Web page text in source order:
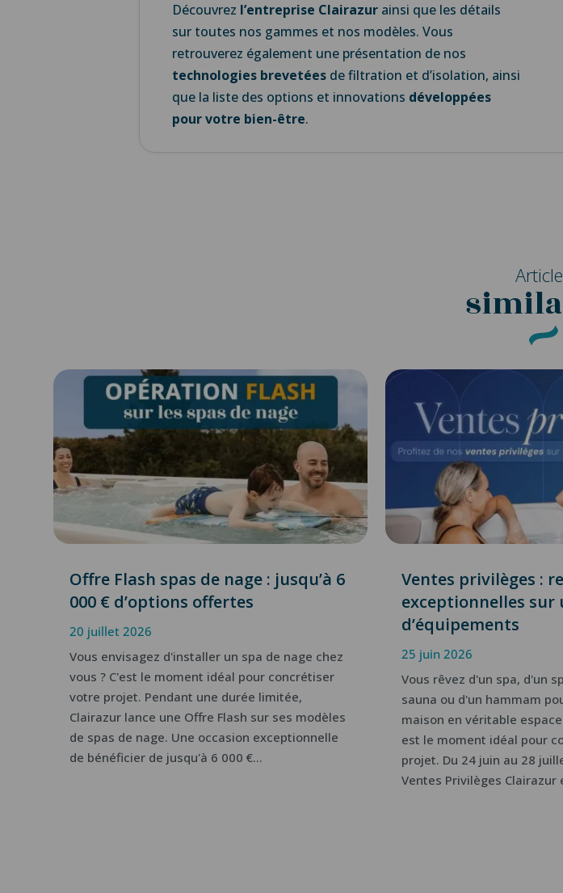
Découvrez l’entreprise Clairazur ainsi que les détails
sur toutes nos gammes et nos modèles. Vous
retrouverez également une présentation de nos
technologies brevetées de filtration et d’isolation, ainsi
que la liste des options et innovations développées
pour votre bien-être.
Offre Flash spas de nage : jusqu’à 6
000 € d’options offertes
20 juillet 2026
Vous envisagez d'installer un spa de nage chez
vous ? C'est le moment idéal pour concrétiser
votre projet. Pendant une durée limitée,
Clairazur lance une Offre Flash sur ses modèles
de spas de nage. Une occasion exceptionnelle
de bénéficier de jusqu'à 6 000 €...
Ventes privilèges :
exceptionnelles sur
d’équipements
25 juin 2026
Vous rêvez d'un spa, d'un
sauna ou d'un hammam
maison en véritable
est le moment idéal pour
projet. Du 24 juin au 28
Ventes Privilèges Clairazur